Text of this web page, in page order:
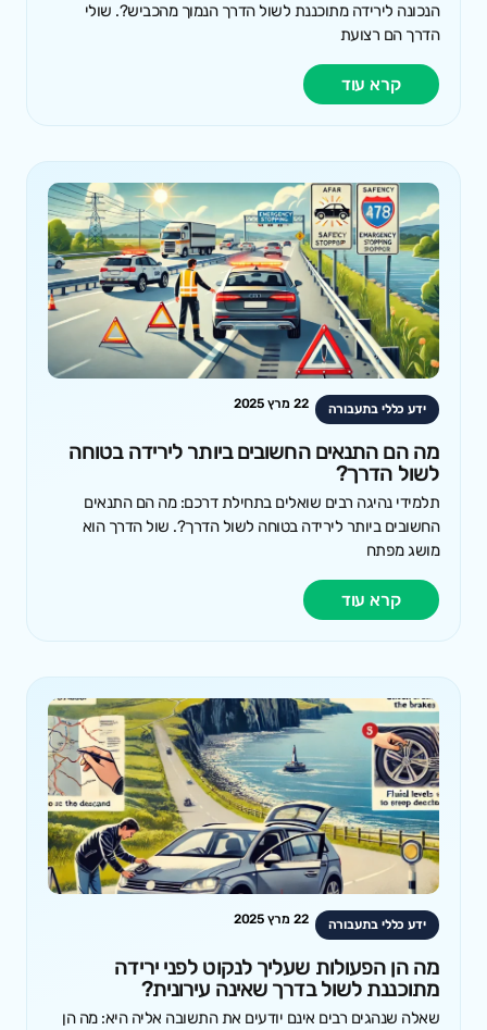
הנכונה לירידה מתוכננת לשול הדרך הנמוך מהכביש?. שולי
הדרך הם רצועת
קרא עוד
ידע כללי בתעבורה 22 מרץ 2025
מה הם התנאים החשובים ביותר לירידה בטוחה
לשול הדרך?
תלמידי נהיגה רבים שואלים בתחילת דרכם: מה הם התנאים
החשובים ביותר לירידה בטוחה לשול הדרך?. שול הדרך הוא
מושג מפתח
קרא עוד
ידע כללי בתעבורה 22 מרץ 2025
מה הן הפעולות שעליך לנקוט לפני ירידה
מתוכננת לשול בדרך שאינה עירונית?
שאלה שנהגים רבים אינם יודעים את התשובה אליה היא: מה הן